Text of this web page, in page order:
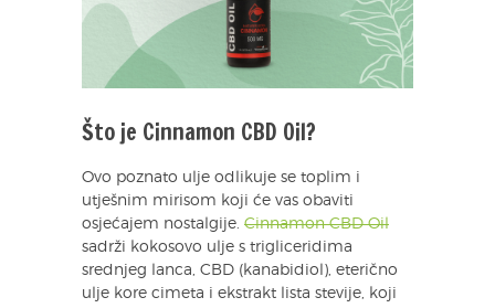
Što je Cinnamon CBD Oil?
Ovo poznato ulje odlikuje se toplim i
utješnim mirisom koji će vas obaviti
osjećajem nostalgije. Cinnamon CBD Oil
sadrži kokosovo ulje s trigliceridima
srednjeg lanca, CBD (kanabidiol), eterično
ulje kore cimeta i ekstrakt lista stevije, koji